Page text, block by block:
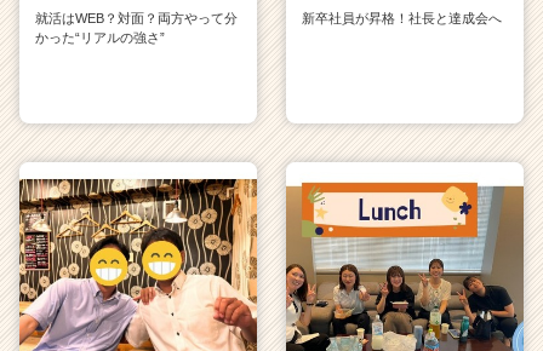
就活はWEB？対面？両方やって分
かった“リアルの強さ”
新卒社員が昇格！社長と達成会へ